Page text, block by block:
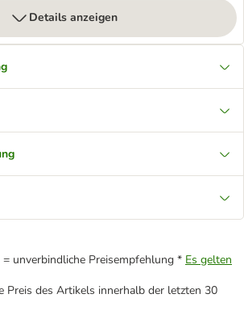
Details anzeigen
unverbindliche Preisempfehlung * Es gelten
Preis des Artikels innerhalb der letzten 30